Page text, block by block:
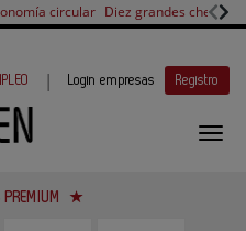
circular Diez grandes chefs
| Login empresas Registro
PREMIUM